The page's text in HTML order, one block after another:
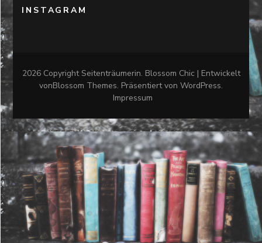
INSTAGRAM
2026 CopyrightSeitenträumerin. Blossom Chic | Entwickelt
vonBlossom Themes. Präsentiert von WordPress.
Impressum